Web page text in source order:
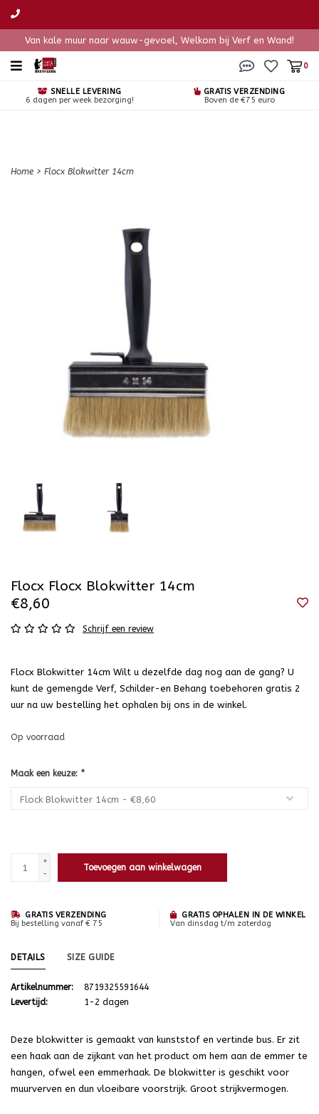
Van kale muur naar wauw-gevoel, Welkom bij Verf en Wand!
0
SNELLE LEVERING
6 dagen per week bezorging!
GRATIS VERZENDING
Boven de €75 euro
Home > Flocx Blokwitter 14cm
Flocx Flocx Blokwitter 14cm
€8,60
Schrijf een review
Flocx Blokwitter 14cm Wilt u dezelfde dag nog aan de gang? U
kunt de gemengde Verf, Schilder-en Behang toebehoren gratis 2
uur na uw bestelling het ophalen bij ons in de winkel.
Op voorraad
Maak een keuze: *
+
-
Toevoegen aan winkelwagen
GRATIS VERZENDING
Bij bestelling vanaf € 75
GRATIS OPHALEN IN DE WINKEL
Van dinsdag t/m zaterdag
DETAILS SIZE GUIDE
Artikelnummer:
8719325591644
Levertijd:
1-2 dagen
Deze blokwitter is gemaakt van kunststof en vertinde bus. Er zit
een haak aan de zijkant van het product om hem aan de emmer te
hangen, ofwel een emmerhaak. De blokwitter is geschikt voor
muurverven en dun vloeibare voorstrijk. Groot strijkvermogen.